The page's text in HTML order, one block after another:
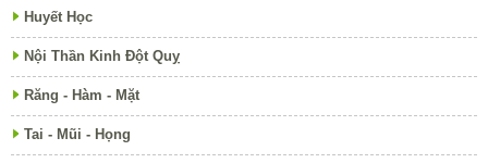
Huyết Học
Nội Thần Kinh Đột Quỵ
Răng - Hàm - Mặt
Tai - Mũi - Họng